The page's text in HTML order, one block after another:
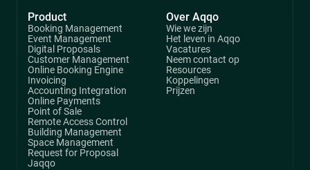
Product
Booking Management
Event Management
Digital Proposals
Customer Management
Online Booking Engine
Invoicing
Accounting Integration
Online Payments
Point of Sale
Remote Access Control
Building Management
Space Management
Request for Proposal
Jaqqo
Over Aqqo
Wie we zijn
Het leven in Aqqo
Vacatures
Neem contact op
Resources
Koppelingen
Prijzen